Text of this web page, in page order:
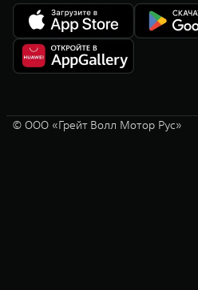
© ООО «Грейт Волл Мотор Рус»